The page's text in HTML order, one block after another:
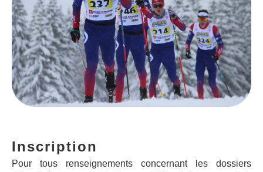
Inscription
Pour tous renseignements concernant les dossiers